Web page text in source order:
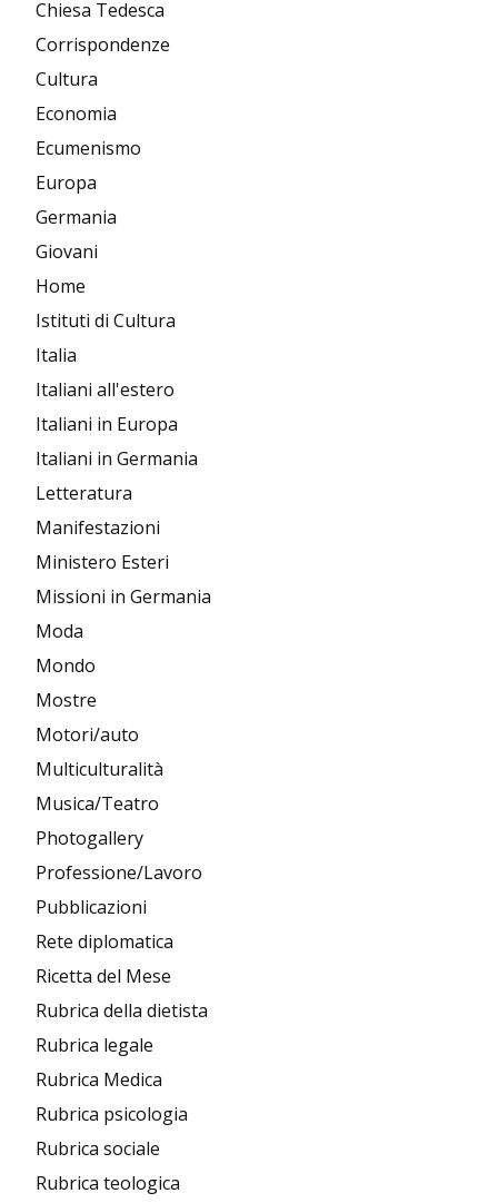
Chiesa Tedesca
Corrispondenze
Cultura
Economia
Ecumenismo
Europa
Germania
Giovani
Home
Istituti di Cultura
Italia
Italiani all'estero
Italiani in Europa
Italiani in Germania
Letteratura
Manifestazioni
Ministero Esteri
Missioni in Germania
Moda
Mondo
Mostre
Motori/auto
Multiculturalità
Musica/Teatro
Photogallery
Professione/Lavoro
Pubblicazioni
Rete diplomatica
Ricetta del Mese
Rubrica della dietista
Rubrica legale
Rubrica Medica
Rubrica psicologia
Rubrica sociale
Rubrica teologica